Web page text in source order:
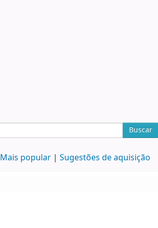
Buscar
Mais popular Sugestões de aquisição